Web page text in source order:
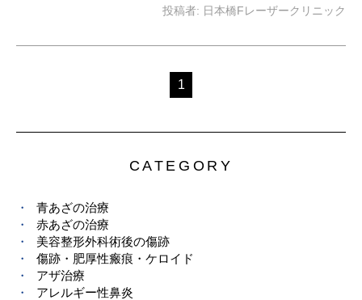
投稿者: 日本橋Fレーザークリニック
1
CATEGORY
青あざの治療
赤あざの治療
美容整形外科術後の傷跡
傷跡・肥厚性瘢痕・ケロイド
アザ治療
アレルギー性鼻炎